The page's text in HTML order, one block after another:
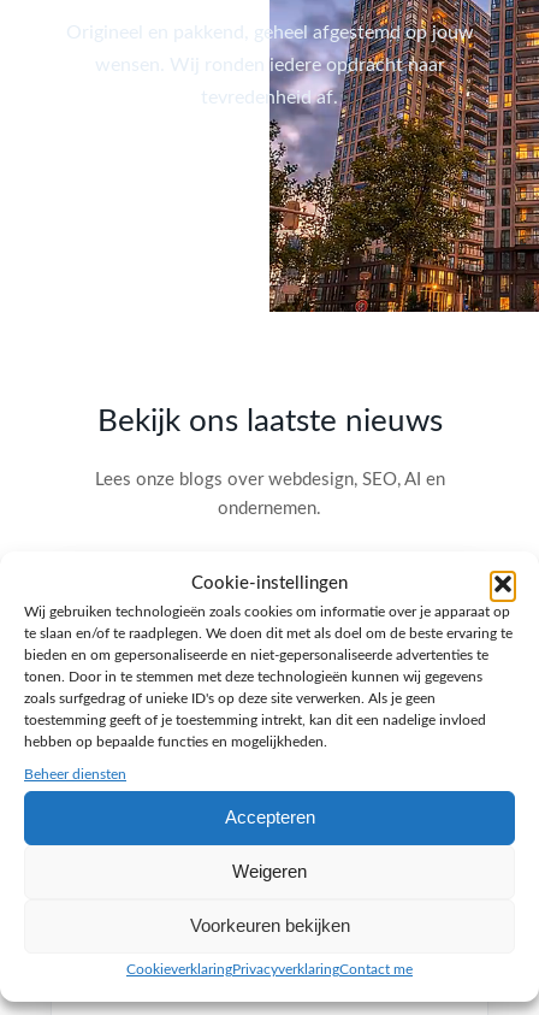
Cookie-instellingen
Wij gebruiken technologieën zoals cookies om informatie over je apparaat op
te slaan en/of te raadplegen. We doen dit met als doel om de beste ervaring te
bieden en om gepersonaliseerde en niet-gepersonaliseerde advertenties te
tonen. Door in te stemmen met deze technologieën kunnen wij gegevens
zoals surfgedrag of unieke ID's op deze site verwerken. Als je geen
toestemming geeft of je toestemming intrekt, kan dit een nadelige invloed
hebben op bepaalde functies en mogelijkheden.
Beheer diensten
Accepteren
Weigeren
Voorkeuren bekijken
CookieverklaringPrivacyverklaringContact me
Origineel en pakkend, geheel afgestemd op jouw
wensen. Wij ronden iedere opdracht naar
tevredenheid af.
Bekijk ons laatste nieuws
Lees onze blogs over webdesign, SEO, AI en
ondernemen.